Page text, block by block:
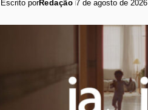
Escrito porRedação 7 de agosto de 2026